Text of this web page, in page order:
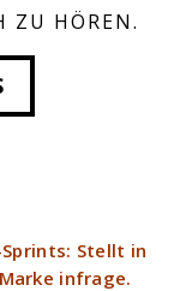
ZU HÖREN.
Stellt in
infrage.